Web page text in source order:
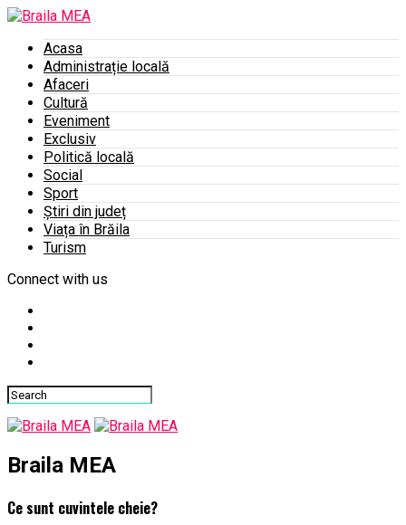
Acasa
Administrație locală
Afaceri
Cultură
Eveniment
Exclusiv
Politică locală
Social
Sport
Știri din județ
Viața în Brăila
Turism
Connect with us
Braila MEA
Ce sunt cuvintele cheie?